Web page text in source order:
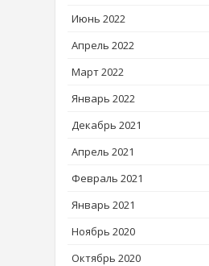
Июнь 2022
Апрель 2022
Март 2022
Январь 2022
Декабрь 2021
Апрель 2021
Февраль 2021
Январь 2021
Ноябрь 2020
Октябрь 2020